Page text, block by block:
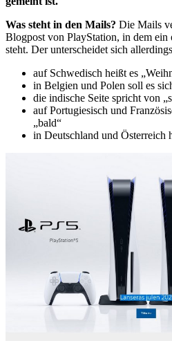
Was steht in den Mails? Die Mails
Blogpost von PlayStation, in dem
steht. Der unterscheidet sich
auf Schwedisch heißt es
in Belgien und Polen soll es
die indische Seite spricht von
auf Portugiesisch und
„bald“
in Deutschland und Österreich